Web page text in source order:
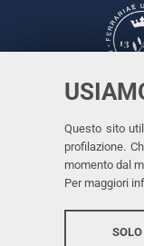
Questo sito
profilazione.
momento dal
Per maggiori